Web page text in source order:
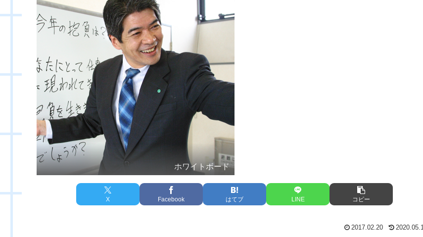
ホワイトボード
X Facebook はてブ LINE コピー
2017.02.20